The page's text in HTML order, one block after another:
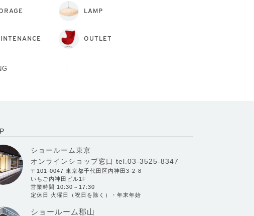
LAMP
OUTLET
ショールーム東京
オンラインショップ窓口 tel.03-3525-8347
〒101-0047 東京都千代田区内神田3-2-8
いちご内神田ビル1F
営業時間 10:30～17:30
定休日 火曜日（祝日を除く）・年末年始
ショールーム郡山